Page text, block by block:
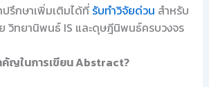
รึกษาเพิ่มเติมได้ที่ รับทำวิจัยด่วน สำหรับ
วิทยานิพนธ์ IS และดุษฎีนิพนธ์ครบวงจร
คัญในการเขียน Abstract?